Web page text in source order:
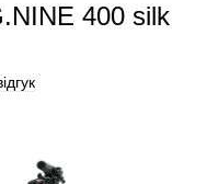
400 silk